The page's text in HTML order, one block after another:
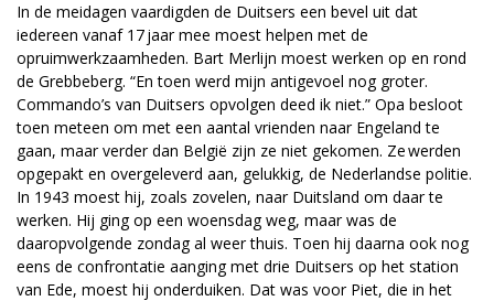
In de meidagen vaardigden de Duitsers een bevel uit dat
iedereen vanaf 17 jaar mee moest helpen met de
opruimwerkzaamheden. Bart Merlijn moest werken op en rond
de Grebbeberg. “En toen werd mijn antigevoel nog groter.
Commando’s van Duitsers opvolgen deed ik niet.” Opa besloot
toen meteen om met een aantal vrienden naar Engeland te
gaan, maar verder dan België zijn ze niet gekomen. Ze werden
opgepakt en overgeleverd aan, gelukkig, de Nederlandse politie.
In 1943 moest hij, zoals zovelen, naar Duitsland om daar te
werken. Hij ging op een woensdag weg, maar was de
daaropvolgende zondag al weer thuis. Toen hij daarna ook nog
eens de confrontatie aanging met drie Duitsers op het station
van Ede, moest hij onderduiken. Dat was voor Piet, die in het